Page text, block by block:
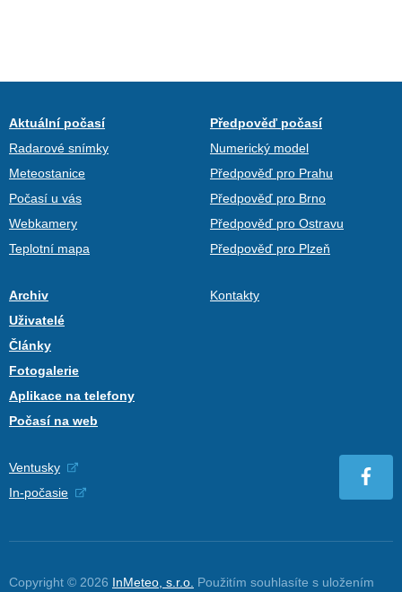
Aktuální počasí
Radarové snímky
Meteostanice
Počasí u vás
Webkamery
Teplotní mapa
Předpověď počasí
Numerický model
Předpověď pro Prahu
Předpověď pro Brno
Předpověď pro Ostravu
Předpověď pro Plzeň
Archiv
Uživatelé
Články
Fotogalerie
Aplikace na telefony
Počasí na web
Kontakty
Ventusky
In-počasie
Copyright © 2026 InMeteo, s.r.o. Použitím souhlasíte s uložením